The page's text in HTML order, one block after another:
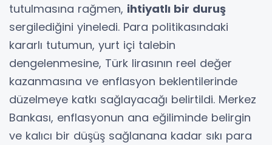
tutulmasına rağmen, ihtiyatlı bir duruş
sergilediğini yineledi. Para politikasındaki
kararlı tutumun, yurt içi talebin
dengelenmesine, Türk lirasının reel değer
kazanmasına ve enflasyon beklentilerinde
düzelmeye katkı sağlayacağı belirtildi. Merkez
Bankası, enflasyonun ana eğiliminde belirgin
ve kalıcı bir düşüş sağlanana kadar sıkı para